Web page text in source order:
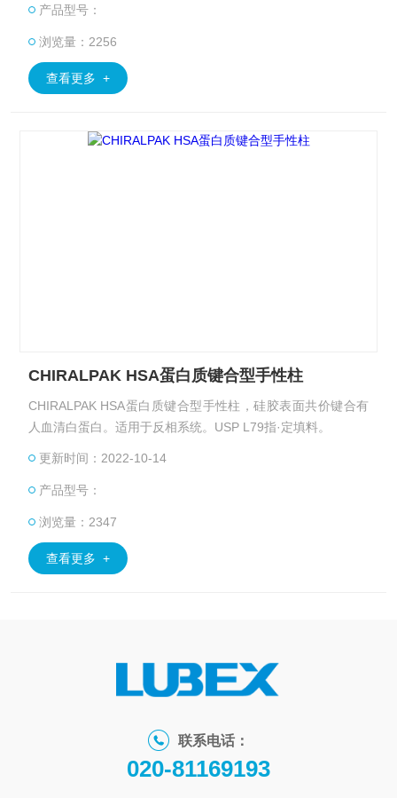
产品型号：
浏览量：2256
查看更多 +
CHIRALPAK HSA蛋白质键合型手性柱
CHIRALPAK HSA蛋白质键合型手性柱，硅胶表面共价键合有
人血清白蛋白。适用于反相系统。USP L79指·定填料。
更新时间：2022-10-14
产品型号：
浏览量：2347
查看更多 +
联系电话：
020-81169193